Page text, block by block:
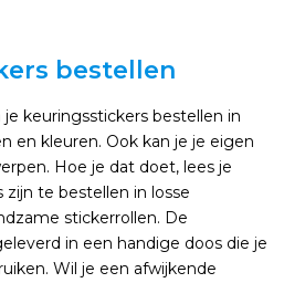
bestellen
je keuringsstickers bestellen in
en kleuren. Ook kan je je eigen
Hoe je dat doet, lees je
te bestellen in losse
stickerrollen. De
in een handige doos die je
Wil je een afwijkende